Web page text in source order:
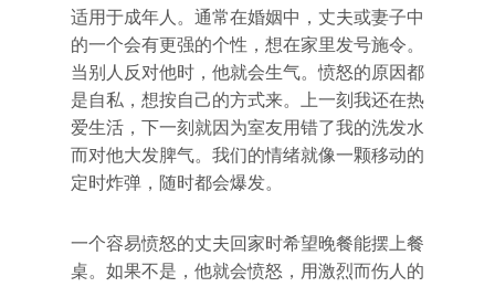
适用于成年人。通常在婚姻中，丈夫或妻子中
的一个会有更强的个性，想在家里发号施令。
当别人反对他时，他就会生气。愤怒的原因都
是自私，想按自己的方式来。上一刻我还在热
爱生活，下一刻就因为室友用错了我的洗发水
而对他大发脾气。我们的情绪就像一颗移动的
定时炸弹，随时都会爆发。
一个容易愤怒的丈夫回家时希望晚餐能摆上餐
桌。如果不是，他就会愤怒，用激烈而伤人的